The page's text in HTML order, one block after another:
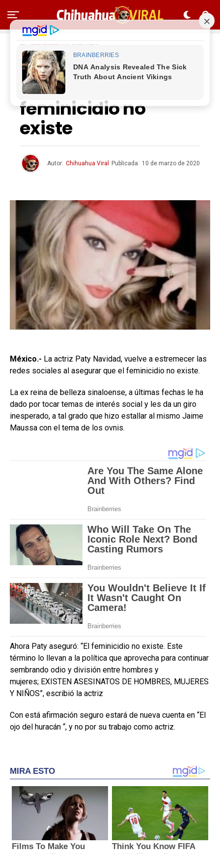
ENTRETENIMIENTO
Paty Navidad
asegura que el
feminicidio no
existe
Autor: Chihuahua Viral Publicada: 10 de marzo de 2020
México.- La actriz Paty Navidad, vuelve a estremecer las
redes sociales al asegurar que el feminicidio no existe.
La ex reina de belleza sinaloense, a últimas fechas le ha
dado por tocar temas de interés social y les da un giro
inesperado, a tal grado que hizo estallar al mismo Jaime
Maussa con el tema de los ovnis.
Ahora Paty aseguró: “El feminicidio no existe. Este
término lo llevan a la política que aprovecha para continuar
sembrando odio y división entre hombres y
mujeres; EXISTEN ASESINATOS DE HOMBRES, MUJERES
Y NIÑOS”, escribió la actriz
Con está afirmación seguro estará de nueva cuenta en “El
ojo del huracán “, y no por su trabajo como actriz.